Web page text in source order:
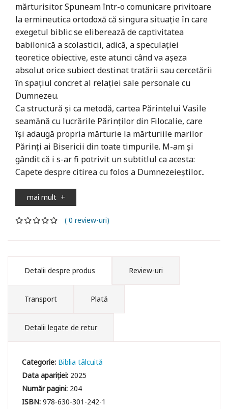
mărturisitor. Spuneam într-o comunicare privitoare
la ermineutica ortodoxă că singura situație în care
exegetul biblic se eliberează de captivitatea
babilonică a scolasticii, adică, a speculației
teoretice obiective, este atunci când va așeza
absolut orice subiect destinat tratării sau cercetării
în spațiul concret al relației sale personale cu
Dumnezeu.
Ca structură și ca metodă, cartea Părintelui Vasile
seamănă cu lucrările Părinților din Filocalie, care
își adaugă propria mărturie la mărturiile marilor
Părinți ai Bisericii din toate timpurile. M-am și
gândit că i s-ar fi potrivit un subtitlul ca acesta:
Capete despre citirea cu folos a Dumnezeieștilor...
mai mult +
( 0 review-uri)
Detalii despre produs Review-uri
Transport Plată
Detalii legate de retur
Categorie: Biblia tâlcuită
Data apariției: 2025
Număr pagini: 204
ISBN:978-630-301-242-1